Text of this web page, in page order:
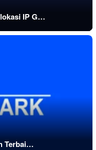
IP G…
Terbai…